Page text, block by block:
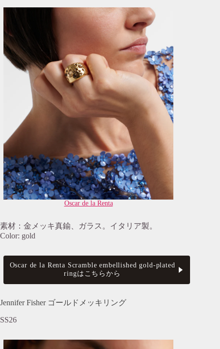
Oscar de la Renta
素材：金メッキ真鍮、ガラス。イタリア製。
Color: gold
Oscar de la Renta Scramble embellished gold-plated
ringはこちらから
Jennifer Fisher ゴールドメッキリング
SS26